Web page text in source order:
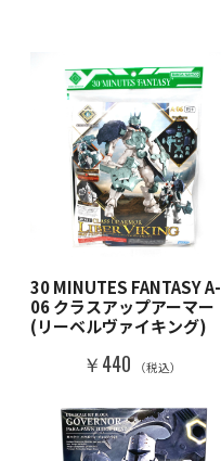
30 MINUTES FANTASY A-
06 クラスアップアーマー
(リーベルヴァイキング)
￥440 （税込）